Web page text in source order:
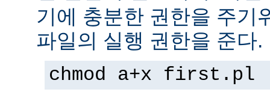
기에 충분한 권한을 주기
파일의 실행 권한을 준다.
chmod a+x first.pl